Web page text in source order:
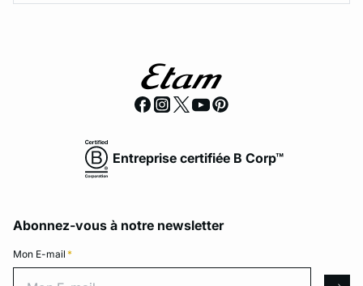
Entreprise certifiée B Corp™
Abonnez-vous à notre newsletter
Mon E-mail *